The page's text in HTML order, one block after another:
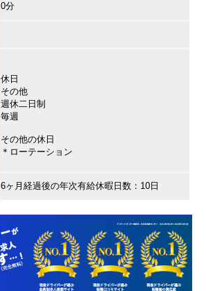
0分
休日
その他
週休二日制
毎週
その他の休日
＊ローテーション
6ヶ月経過後の年次有給休暇日数：10日